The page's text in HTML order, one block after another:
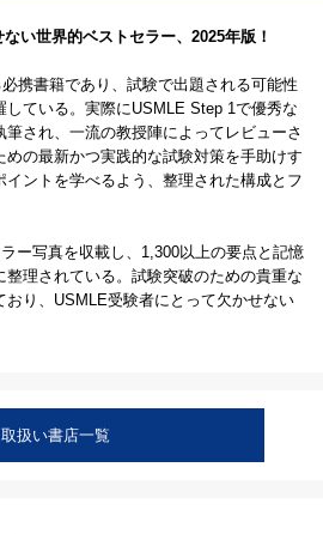
い世界的ベストセラー、2025年版！
携書籍であり、試験で出題される可能性
ている。実際にUSMLE Step 1で優秀な
され、一流の教授陣によってレビューさ
の最新かつ実践的な試験対策を手助けす
ントを学べるよう、整理された構成とフ
ー写真を収載し、1,300以上の要点と記憶
理されている。試験突破のための貴重な
おり、USMLE受験者にとって欠かせない
取扱い書店一覧